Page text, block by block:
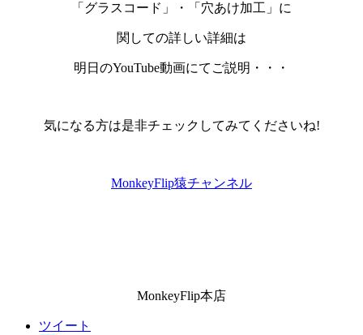
「グラスコード」・「穴あけ加工」 に
関しての詳しい詳細は
明日のYouTube動画にてご説明・・・
気になる方は是非チェックしてみてくださいね!
MonkeyFlip猿チャンネル
MonkeyFlip本店
ツイート